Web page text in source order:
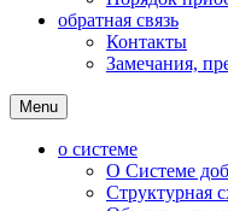
обратная связь
Контакты
Замечания,
Menu
о системе
О Системе
Структурная